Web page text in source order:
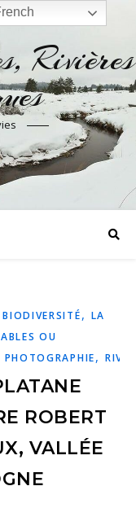
Rivières
, LA
OU
PHOTOGRAPHIE,
ROBERT
VALLÉE